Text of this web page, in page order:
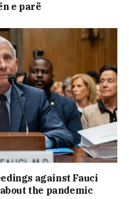
e parë
against Fauci
the pandemic